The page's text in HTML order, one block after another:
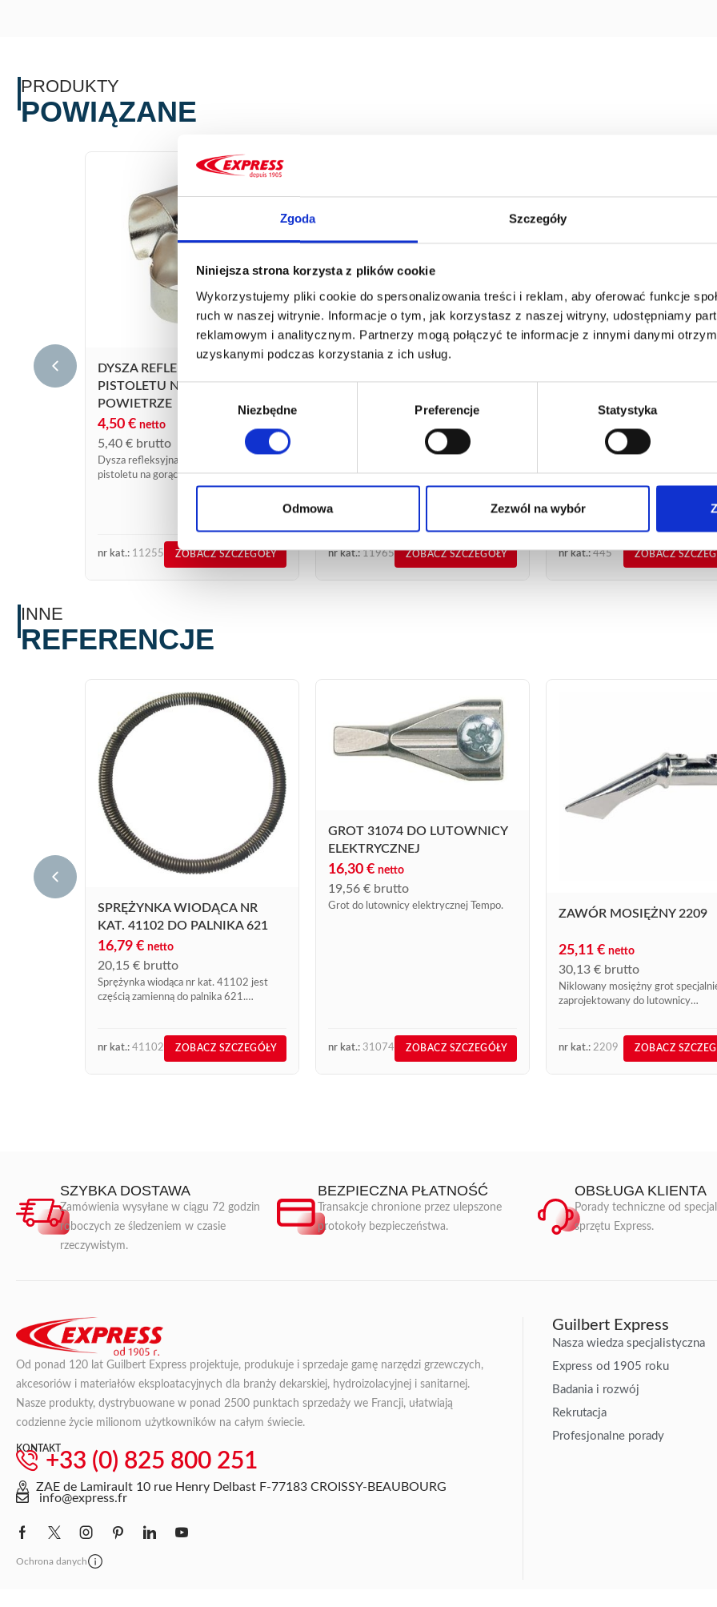
Zgoda Szczegóły
Niniejsza strona korzysta z plików cookie
Wykorzystujemy pliki cookie do spersonalizowania treści i reklam, aby oferować funkcje
ruch w naszej witrynie. Informacje o tym, jak korzystasz z naszej witryny, udostępniamy
reklamowym i analitycznym. Partnerzy mogą połączyć te informacje z innymi danymi
uzyskanymi podczas korzystania z ich usług.
Wybór
Niezbędne Preferencje Statystyka
Odmowa Zezwól na wybór
PRODUKTY
POWIĄZANE
DYSZA REFLEKSYJNA 11255 DO
PISTOLETU NA GORĄCE
POWIETRZE
4,50 € netto
5,40 € brutto
Dysza refleksyjna do autonomicznego
pistoletu na gorące powietrze.
nr kat.: 11255 ZOBACZ SZCZEGÓŁY
DYSZA PŁASKA 11965 DO
Dysza płaska do autonomicznego
nr kat.: 11965 ZOBACZ SZCZEGÓŁY
ZASOBNIK GAZU 445
brutto
propan.
nr kat.: 445 ZOBACZ
INNE
REFERENCJE
SPRĘŻYNKA WIODĄCA NR
KAT. 41102 DO PALNIKA 621
16,79 € netto
20,15 € brutto
Sprężynka wiodąca nr kat. 41102 jest
częścią zamienną do palnika 621.
opłaty.
nr kat.: 41102 ZOBACZ SZCZEGÓŁY
GROT 31074 DO LUTOWNICY
ELEKTRYCZNEJ
16,30 € netto
19,56 € brutto
Grot do lutownicy elektrycznej Tempo.
nr kat.: 31074 ZOBACZ SZCZEGÓŁY
ZAWÓR MOSIĘŻNY 2209
25,11 € netto
30,13 € brutto
Niklowany mosiężny grot
zaprojektowany do lutownicy
elektrycznej Ref 209 (HRT). Ten
jest dostępny w...
nr kat.: 2209 ZOBACZ
SZYBKA DOSTAWA
Zamówienia wysyłane w ciągu 72 godzin
roboczych ze śledzeniem w czasie
rzeczywistym.
BEZPIECZNA PŁATNOŚĆ
Transakcje chronione przez ulepszone
protokoły bezpieczeństwa.
OBSŁUGA KLIENTA
Porady techniczne od
sprzętu Express.
Od ponad 120 lat Guilbert Express projektuje, produkuje i sprzedaje gamę narzędzi grzewczych,
akcesoriów i materiałów eksploatacyjnych dla branży dekarskiej, hydroizolacyjnej i sanitarnej.
Nasze produkty, dystrybuowane w ponad 2500 punktach sprzedaży we Francji, ułatwiają
codzienne życie milionom użytkowników na całym świecie.
KONTAKT
+33 (0) 825 800 251
ZAE de Lamirault 10 rue Henry Delbast F-77183 CROISSY-BEAUBOURG
info@express.fr
Ochrona danych
Guilbert Express
Nasza wiedza specjalistyczna
Express od 1905 roku
Badania i rozwój
Rekrutacja
Profesjonalne porady